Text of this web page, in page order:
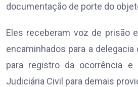
documentação de porte do
Eles receberam voz de prisão
encaminhados para a
para registro da ocorrência e
Judiciária Civil para demais